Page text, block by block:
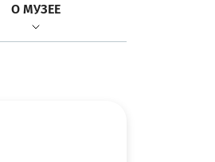
О МУЗЕЕ